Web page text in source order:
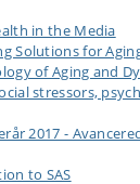
in the Media
Solutions for
of Aging and
stressors,
2017 -
to SAS